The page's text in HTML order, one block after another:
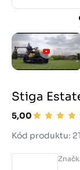
Stiga
5,00
Kód produktu: